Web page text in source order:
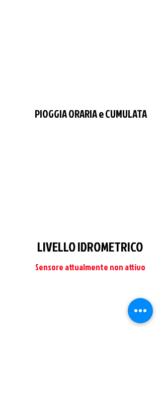
PIOGGIA ORARIA e CUMULATA
LIVELLO IDROMETRICO
Sensore attualmente non attivo